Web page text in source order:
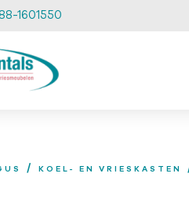
1601550
/ KOEL- EN VRIESKASTEN